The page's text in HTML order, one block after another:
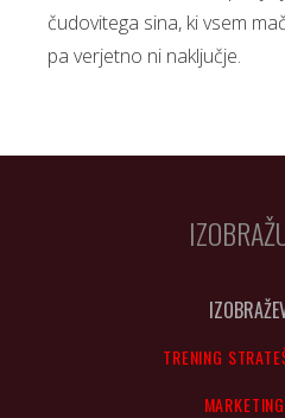
čudovitega sina, ki vsem
pa verjetno ni naključje.
TRENING